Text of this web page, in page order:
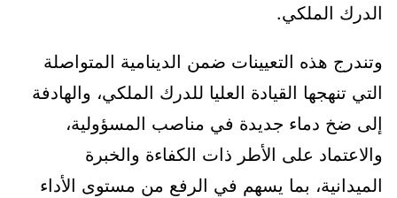
الدرك الملكي.
وتندرج هذه التعيينات ضمن الدينامية المتواصلة
التي تنهجها القيادة العليا للدرك الملكي، والهادفة
إلى ضخ دماء جديدة في مناصب المسؤولية،
والاعتماد على الأطر ذات الكفاءة والخبرة
الميدانية، بما يسهم في الرفع من مستوى الأداء